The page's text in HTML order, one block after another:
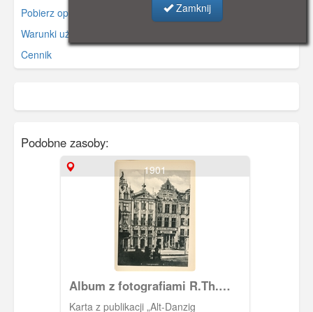
Pobierz opis
Warunki używania zasobów.
Cennik
Podobne zasoby:
1901
Album z fotografiami R.Th.
Kuhna
Karta z publikacji „Alt-Danzig
Zamknij